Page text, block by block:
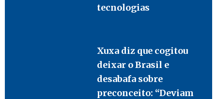
tecnologias
Xuxa diz que cogitou
deixar o Brasil e
desabafa sobre
preconceito: “Deviam